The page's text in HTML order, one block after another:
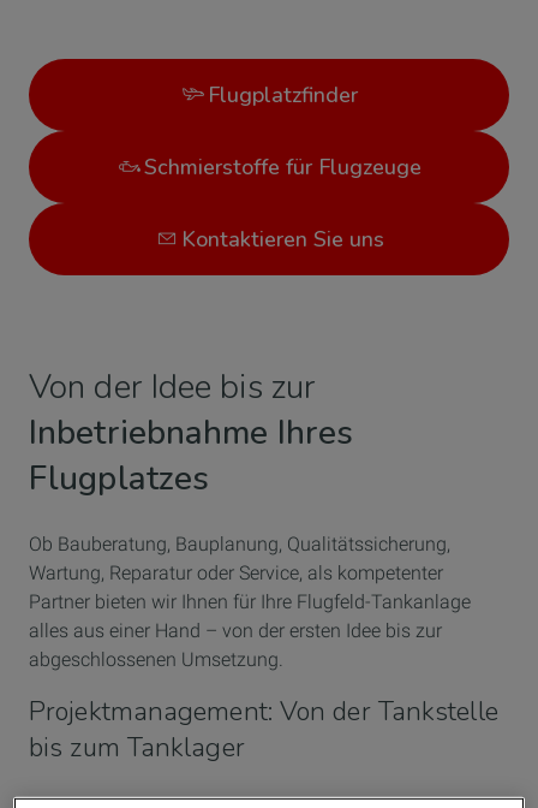
Flugplatzfinder
Schmierstoffe für Flugzeuge
Kontaktieren Sie uns
Von der Idee bis zur
Inbetriebnahme Ihres
Flugplatzes
Ob Bauberatung, Bauplanung, Qualitätssicherung,
Wartung, Reparatur oder Service, als kompetenter
Partner bieten wir Ihnen für Ihre Flugfeld-Tankanlage
alles aus einer Hand – von der ersten Idee bis zur
abgeschlossenen Umsetzung.
Projektmanagement: Von der Tankstelle
bis zum Tanklager